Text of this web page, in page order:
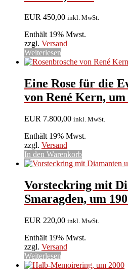
EUR 450,00 inkl. MwSt.
Enthält 19% Mwst.
zzgl. Versand
Weiterlesen
Eine Rose für die
von René Kern, um
EUR 7.800,00 inkl. MwSt.
Enthält 19% Mwst.
zzgl. Versand
In den Warenkorb
Vorsteckring mit
Smaragden, um
EUR 220,00 inkl. MwSt.
Enthält 19% Mwst.
zzgl. Versand
Weiterlesen